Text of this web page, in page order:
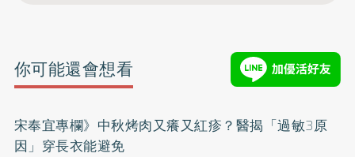
你可能還會想看
宋奉宜專欄》中秋烤肉又癢又紅疹？醫揭「過敏3原
因」穿長衣能避免